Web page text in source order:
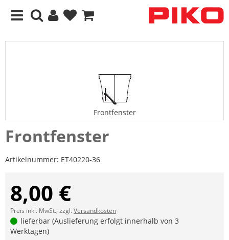
Frontfenster
Frontfenster
Artikelnummer: ET40220-36
8,00 €
Preis inkl. MwSt., zzgl.Versandkosten
lieferbar (Auslieferung erfolgt innerhalb von 3
Werktagen)